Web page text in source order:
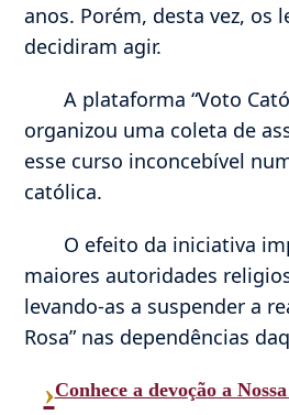
anos. Porém, desta vez, os
decidiram agir.
A plataforma “Voto
organizou uma coleta de
esse curso inconcebível
católica.
O efeito da iniciativa
maiores autoridades
levando-as a suspender a
Rosa” nas dependências
›Conhece a devoção a